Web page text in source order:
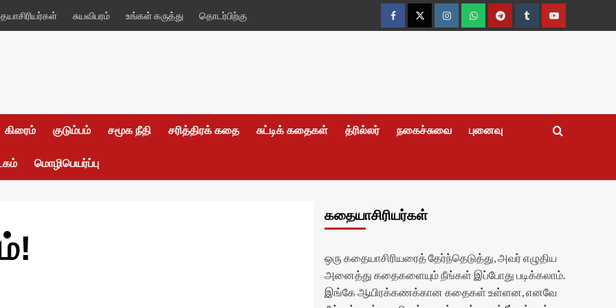
சுயவிபரம் உங்கள் கருத்து தொடர்பிற்கு
FacebookTwitterInstagramWhatsappTelegramTumblrYouTube
கிரைம் குடும்பம் சமூக நீதி சரித்திரக் கதை சுட்டிக் கதைகள் த்ரில்லர் நகைச்சுவை புனைவு
மொழிபெயர்ப்பு
கதையாசிரியர்கள்
ஒரு கதையாசிரியரைத் தேர்ந்தெடுத்து, அவர் எழுதிய
அனைத்து கதைகளையும் நீங்கள் இப்போது படிக்கலாம்.
இங்கே ஆயிரக்கணக்கான கதைகள் உள்ளன, எனவே